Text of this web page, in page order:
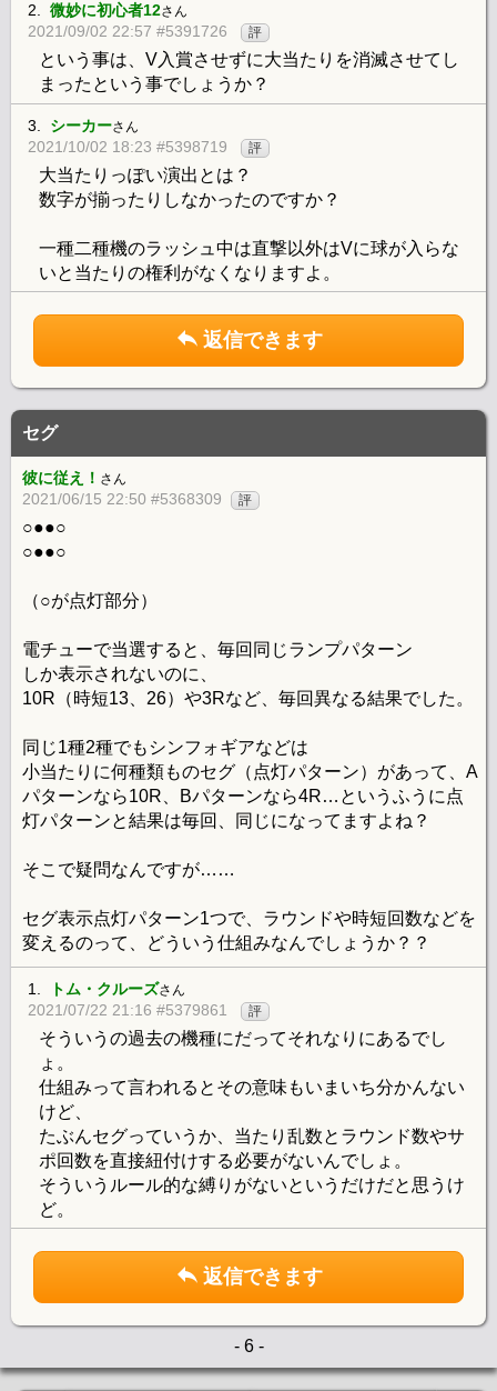
2. 微妙に初心者12さん
2021/09/02 22:57 #5391726 評
という事は、V入賞させずに大当たりを消滅させてし
まったという事でしょうか？
3. シーカーさん
2021/10/02 18:23 #5398719 評
大当たりっぽい演出とは？
数字が揃ったりしなかったのですか？
一種二種機のラッシュ中は直撃以外はVに球が入らな
いと当たりの権利がなくなりますよ。
返信できます
セグ
彼に従え！ さん
2021/06/15 22:50 #5368309 評
○●●○
○●●○
（○が点灯部分）
電チューで当選すると、毎回同じランプパターン
しか表示されないのに、
10R（時短13、26）や3Rなど、毎回異なる結果でした。
同じ1種2種でもシンフォギアなどは
小当たりに何種類ものセグ（点灯パターン）があって、A
パターンなら10R、Bパターンなら4R…というふうに点
灯パターンと結果は毎回、同じになってますよね？
そこで疑問なんですが……
セグ表示点灯パターン1つで、ラウンドや時短回数などを
変えるのって、どういう仕組みなんでしょうか？？
1. トム・クルーズさん
2021/07/22 21:16 #5379861 評
そういうの過去の機種にだってそれなりにあるでし
ょ。
仕組みって言われるとその意味もいまいち分かんない
けど、
たぶんセグっていうか、当たり乱数とラウンド数やサ
ポ回数を直接紐付けする必要がないんでしょ。
そういうルール的な縛りがないというだけだと思うけ
ど。
返信できます
- 6 -